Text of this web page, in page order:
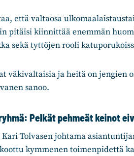
että valtaosa
pitäisi kiinnittää enemmän
sekä tyttöjen rooli
väkivaltaisia ja heitä on jengien
sanoo.
Pelkät pehmeät keinot
Kari Tolvasen johtama
kymmenen toimenpidettä